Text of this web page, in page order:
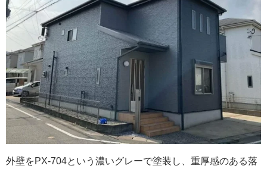
外壁をPX-704という濃いグレーで塗装し、重厚感のある落